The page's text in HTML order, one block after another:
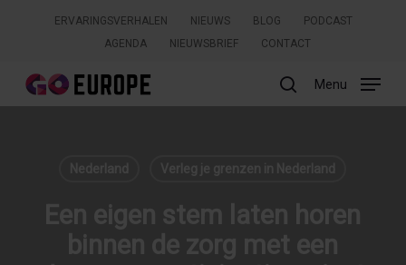
content
ERVARINGSVERHALEN NIEUWS BLOG
PODCAST
AGENDA
NIEUWSBRIEF CONTACT
Menu